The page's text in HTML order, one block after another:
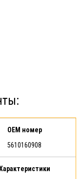
OEM номер
5610160908